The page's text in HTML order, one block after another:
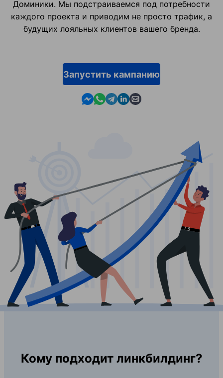
Доминики. Мы подстраиваемся под потребности
каждого проекта и приводим не просто трафик, а
будущих лояльных клиентов вашего бренда.
Запустить кампанию
Contact us in Messenger
Contact us in WhatsApp
Contact us in Telegram
Contact us in Linkedin
Contact us by email
Кому подходит линкбилдинг?